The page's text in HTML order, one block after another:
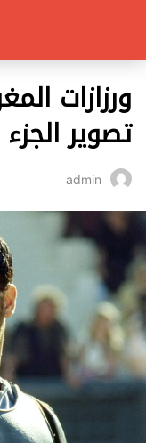
ورزازات
تصوير الجزء
admin